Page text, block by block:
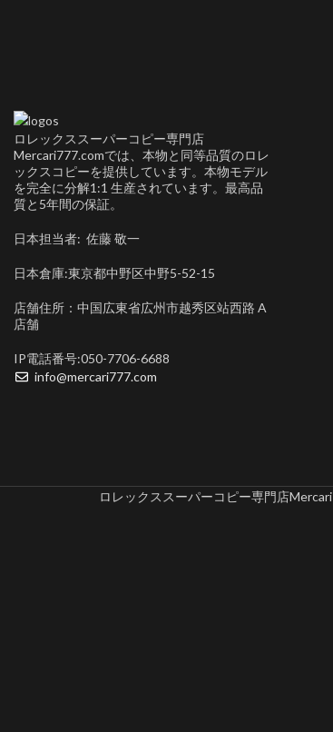
ロレックススーパーコピー専門店
Mercari777.comでは、本物と同等品質のロレ
ックスコピーを提供しています。本物モデル
を完全に分解1:1 生産されています。最高品
質と5年間の保証。
日本担当者: 佐藤 敬一
日本倉庫:東京都中野区中野5-52-15
店舗住所：中国広東省広州市越秀区站西路 A
店舗
IP電話番号:050-7706-6688
info@mercari777.com
ロレックススーパーコピー専門店